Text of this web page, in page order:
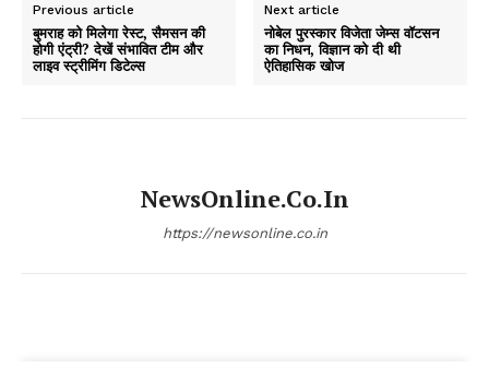
Previous article
बुमराह को मिलेगा रेस्ट, सैमसन की
होगी एंट्री? देखें संभावित टीम और
लाइव स्ट्रीमिंग डिटेल्स
Next article
नोबेल पुरस्कार विजेता जेम्स वॉटसन
का निधन, विज्ञान को दी थी
ऐतिहासिक खोज
NewsOnline.co.in
https://newsonline.co.in